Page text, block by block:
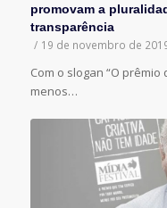
promovam a
transparência
/ 19 de novembro de
Com o slogan “O
menos…